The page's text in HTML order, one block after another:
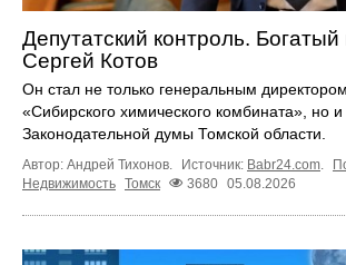
Депутатский контроль. Богатый
Сергей Котов
Он стал не только генеральным
«Сибирского химического комбината», но
Законодательной думы Томской области.
Автор: Андрей Тихонов. Источник: Babr24.com
Недвижимость Томск 3680 05.08.2026